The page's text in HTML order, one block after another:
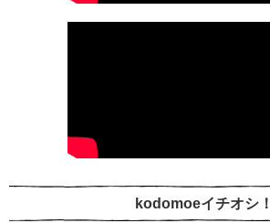
kodomoeイチオシ！